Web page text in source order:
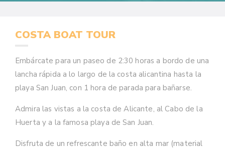
COSTA BOAT TOUR
Embárcate para un paseo de 2:30 horas a bordo de una
lancha rápida a lo largo de la costa alicantina hasta la
playa San Juan, con 1 hora de parada para bañarse.
Admira las vistas a la costa de Alicante, al Cabo de la
Huerta y a la famosa playa de San Juan.
Disfruta de un refrescante baño en alta mar (material